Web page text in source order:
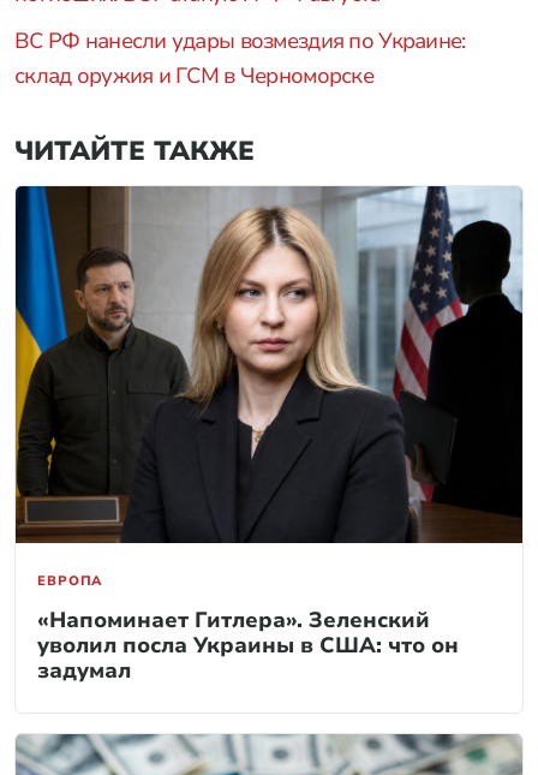
ВС РФ нанесли удары возмездия по Украине:
склад оружия и ГСМ в Черноморске
ЧИТАЙТЕ ТАКЖЕ
ЕВРОПА
«Напоминает Гитлера». Зеленский
уволил посла Украины в США: что он
задумал